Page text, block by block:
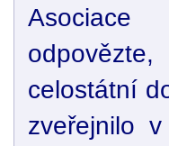
Asociace
celostátní
zveřejnilo